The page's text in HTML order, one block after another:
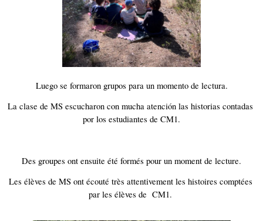
Luego se formaron grupos para un momento de lectura.
La clase de MS escucharon con mucha atención las historias contadas
por los estudiantes de CM1.
Des groupes ont ensuite été formés pour un moment de lecture.
Les élèves de MS ont écouté très attentivement les histoires comptées
par les élèves de  CM1.